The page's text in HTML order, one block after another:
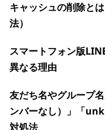
キャッシュの削除と
法）
スマートフォン版
異なる理由
友だち名やグループ
ンバーなし）」「
対処法